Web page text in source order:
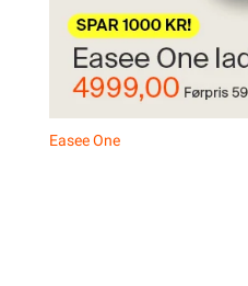
Easee One